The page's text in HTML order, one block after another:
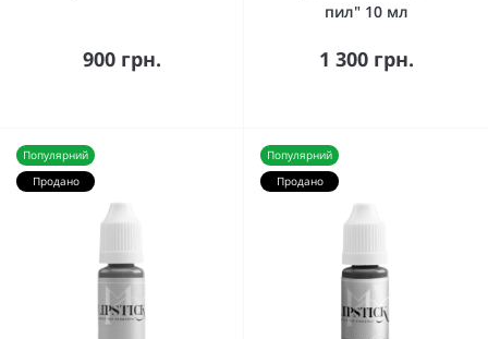
900 грн.
пил" 10 мл
1 300 грн.
Популярний
Продано
Популярний
Продано